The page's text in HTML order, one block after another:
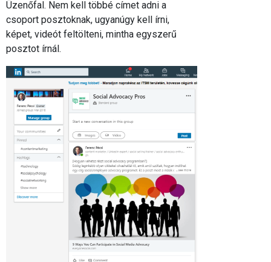
Üzenőfal. Nem kell többé címet adni a
csoport posztoknak, ugyanúgy kell írni,
képet, videót feltölteni, mintha egyszerű
posztot írnál.